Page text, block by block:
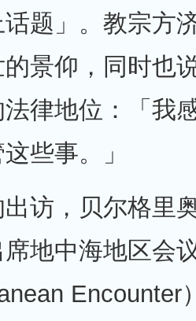
题」。教宗方
景仰，同时也
律地位：「我
些事。」
访，贝尔格里
地中海地区会
Encounter